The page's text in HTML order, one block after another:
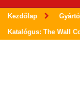
Kezdőlap
Katalógus: The Wall